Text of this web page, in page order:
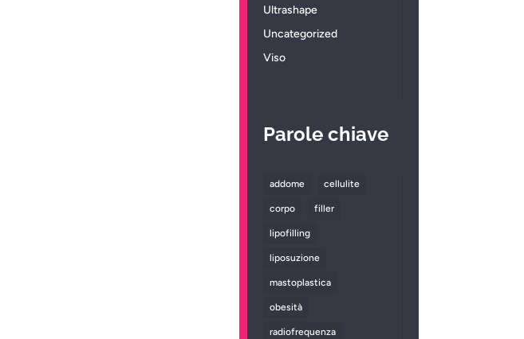
Ultrashape
Uncategorized
Viso
Parole chiave
addome cellulite
corpo filler
lipofilling
liposuzione
mastoplastica
obesità
radiofrequenza